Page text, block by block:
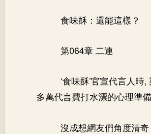
食味酥：還能這樣？
第064章 二連
‘食味酥’官宣代言人
多萬代言費打水漂的心理準
沒成想網友們角度清